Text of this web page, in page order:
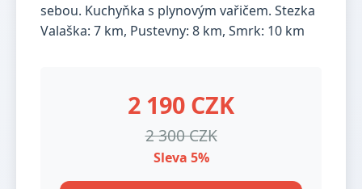
sebou. Kuchyňka s plynovým vařičem. Stezka
Valaška: 7 km, Pustevny: 8 km, Smrk: 10 km
2 190 CZK
2 300 CZK
Sleva 5%